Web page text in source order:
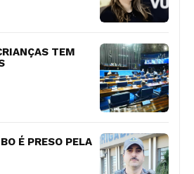
TEM
É PRESO PELA